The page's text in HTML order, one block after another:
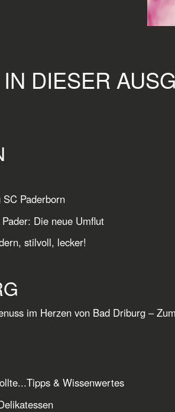
DIESER
Paderborn
Die neue Umflut
stilvoll, lecker!
im Herzen von Bad Driburg –
& Wissenwertes